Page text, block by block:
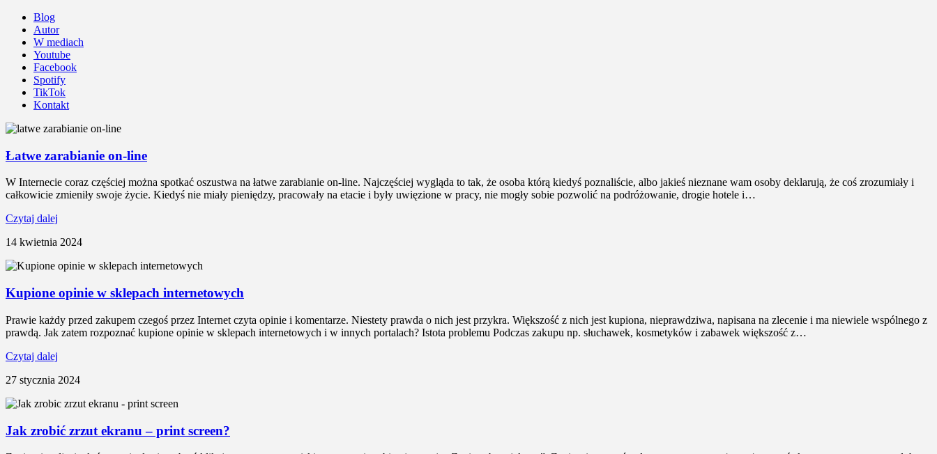
Blog
Autor
W mediach
Youtube
Facebook
Spotify
TikTok
Kontakt
Łatwe zarabianie on-line
W Internecie coraz częściej można spotkać oszustwa na łatwe zarabianie on-line. Najczęściej wygląda to tak, że osoba którą kiedyś poznaliście, albo jakieś nieznane wam osoby deklarują, że coś zrozumiały i
całkowicie zmieniły swoje życie. Kiedyś nie miały pieniędzy, pracowały na etacie i były uwięzione w pracy, nie mogły sobie pozwolić na podróżowanie, drogie hotele i…
Czytaj dalej
14 kwietnia 2024
Kupione opinie w sklepach internetowych
Prawie każdy przed zakupem czegoś przez Internet czyta opinie i komentarze. Niestety prawda o nich jest przykra. Większość z nich jest kupiona, nieprawdziwa, napisana na zlecenie i ma niewiele wspólnego z
prawdą. Jak zatem rozpoznać kupione opinie w sklepach internetowych i w innych portalach? Istota problemu Podczas zakupu np. słuchawek, kosmetyków i zabawek większość z…
Czytaj dalej
27 stycznia 2024
Jak zrobić zrzut ekranu – print screen?